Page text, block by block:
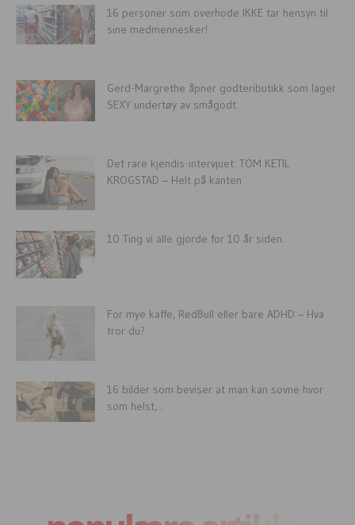
16 personer som overhode IKKE tar hensyn til
sine medmennesker!
Gerd-Margrethe åpner godteributikk som lager
SEXY undertøy av smågodt.
Det rare kjendis-intervjuet: TOM KETIL
KROGSTAD – Helt på kanten
10 Ting vi alle gjorde for 10 år siden.
For mye kaffe, RedBull eller bare ADHD – Hva
tror du?
16 bilder som beviser at man kan sovne hvor
som helst,...